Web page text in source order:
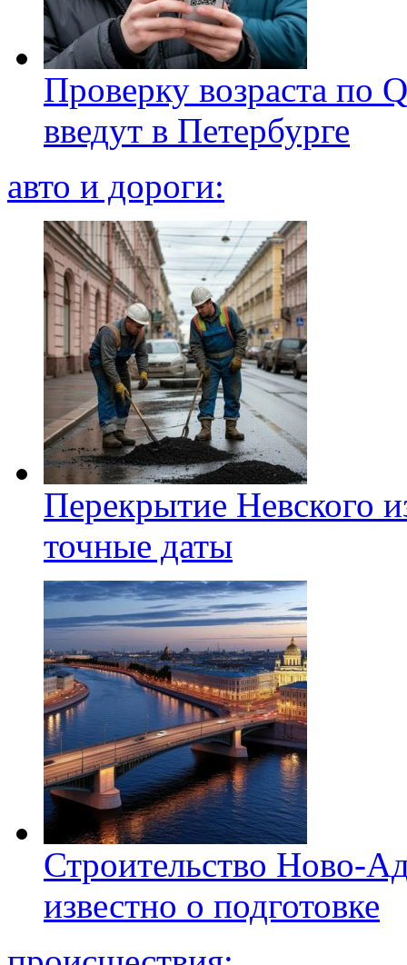
Проверку возраста по
введут в Петербурге
авто и дороги:
Перекрытие Невского
точные даты
Строительство Ново-
известно о подготовке